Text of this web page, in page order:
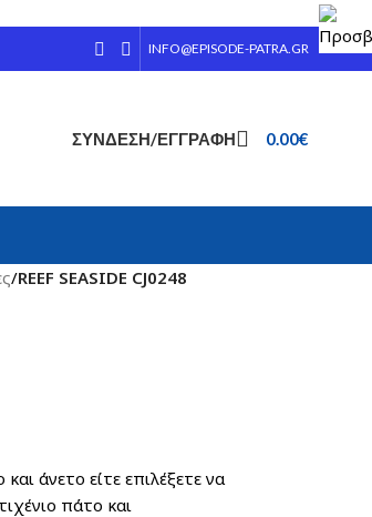
INFO@EPISODE-PATRA.GR
ΣΎΝΔΕΣΗ/ΕΓΓΡΑΦΉ 0.00€
/REEF SEASIDE CJ0248
επιλέξετε να
πάτο και